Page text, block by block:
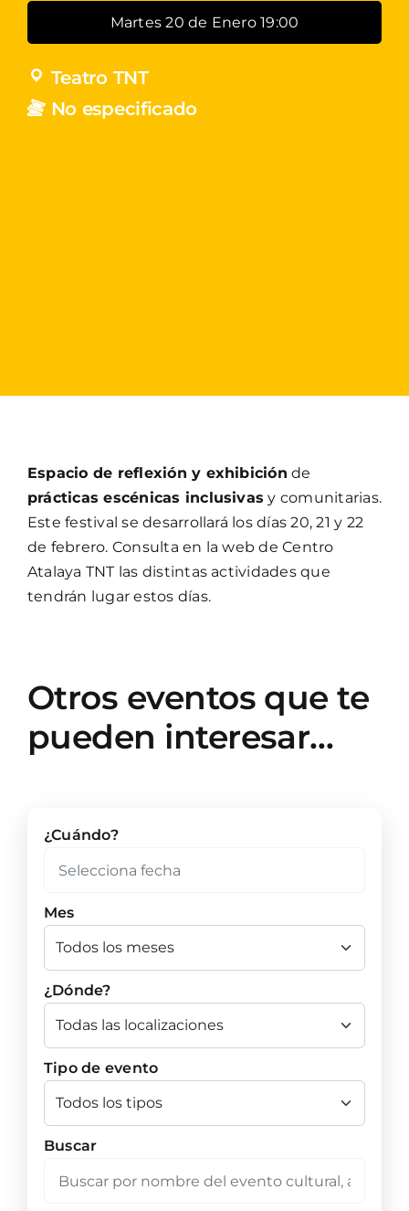
Martes 20 de Enero 19:00
Teatro TNT
No especificado
Espacio de reflexión y exhibición de
prácticas escénicas inclusivas y comunitarias.
Este festival se desarrollará los días 20, 21 y 22
de febrero. Consulta en la web de Centro
Atalaya TNT las distintas actividades que
tendrán lugar estos días.
Otros eventos que te
pueden interesar…
¿Cuándo?
Mes
¿Dónde?
Tipo de evento
Buscar